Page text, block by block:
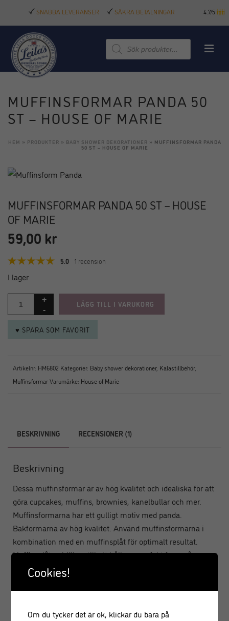
SNABBA LEVERANSER SÄKRA BETALNINGAR 4.7/5
Produktsökning
MUFFINSFORMAR PANDA 50
ST – HOUSE OF MARIE
HEM » PRODUKTER » BABY SHOWER DEKORATIONER » MUFFINSFORMAR PANDA
50 ST – HOUSE OF MARIE
MUFFINSFORMAR PANDA 50 ST – HOUSE
OF MARIE
59,00 kr
5.0 1 recension
I lager
LÄGG TILL I VARUKORG
♥ SPARA SOM FAVORIT
Artikelnr: HM6802 Kategorier: Baby shower dekorationer, Kalastillbehör,
MuffinsformarVarumärke: House of Marie
BESKRIVNING RECENSIONER (1)
Beskrivning
Dessa muffinsformar är av hög kvalitet och idealiska för att
göra cupcakes, muffins, brownies, kanelbullar och mer.
Muffinsformarna har ett gulligt motiv med panda.
Bakformarna av hög kvalitet. Använd muffinsformarna i
kombination med en muffinsplåt för optimalt resultat.
Muffinsplåten hjälper till att hålla en perfekt form på
bakverken.
Storlek bakformar: cirka 5 cm i diameter.
Innehåll: 50 stycken.
Cookies!
Om du tycker det är ok, klickar du bara på